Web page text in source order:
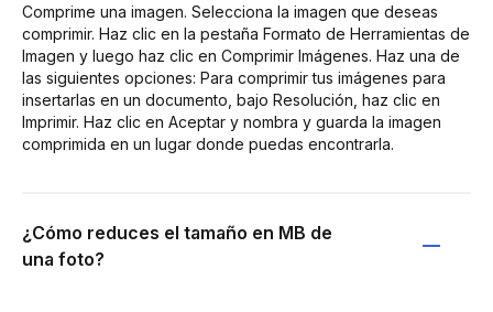
Comprime una imagen. Selecciona la imagen que deseas
comprimir. Haz clic en la pestaña Formato de Herramientas de
Imagen y luego haz clic en Comprimir Imágenes. Haz una de
las siguientes opciones: Para comprimir tus imágenes para
insertarlas en un documento, bajo Resolución, haz clic en
Imprimir. Haz clic en Aceptar y nombra y guarda la imagen
comprimida en un lugar donde puedas encontrarla.
¿Cómo reduces el tamaño en MB de
una foto?